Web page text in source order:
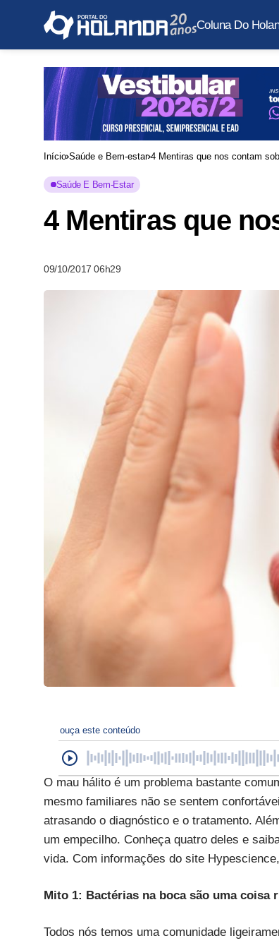
Coluna Do
Início Saúde e Bem-estar 4 Mentiras que nos contam
Saúde E Bem-Estar
4 Mentiras que
09/10/2017 06h29
ouça este conteúdo
O mau hálito é um problema bastante
mesmo familiares não se sentem
atrasando o diagnóstico e o tratamento.
um empecilho. Conheça quatro deles e
vida. Com informações do site
Mito 1: Bactérias na boca são uma coisa
Todos nós temos uma comunidade